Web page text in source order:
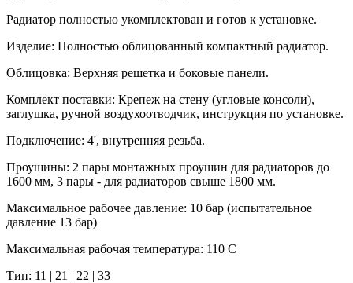
Радиатор полностью укомплектован и готов к установке.
Изделие: Полностью облицованный компактный радиатор.
Облицовка: Верхняя решетка и боковые панели.
Комплект поставки: Крепеж на стену (угловые консоли),
заглушка, ручной воздухоотводчик, инструкция по установке.
Подключение: 4', внутренняя резьба.
Проушины: 2 пары монтажных проушин для радиаторов до
1600 мм, 3 пары - для радиаторов свыше 1800 мм.
Максимальное рабочее давление: 10 бар (испытательное
давление 13 бар)
Максимальная рабочая температура: 110 C
Тип: 11 | 21 | 22 | 33